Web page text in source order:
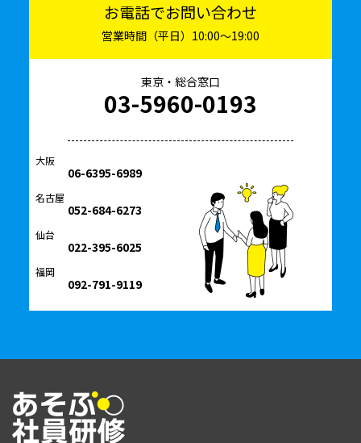
お電話でお問い合わせ
営業時間（平日）10:00〜19:00
東京・総合窓口
03-5960-0193
大阪
06-6395-6989
名古屋
052-684-6273
仙台
022-395-6025
福岡
092-791-9119